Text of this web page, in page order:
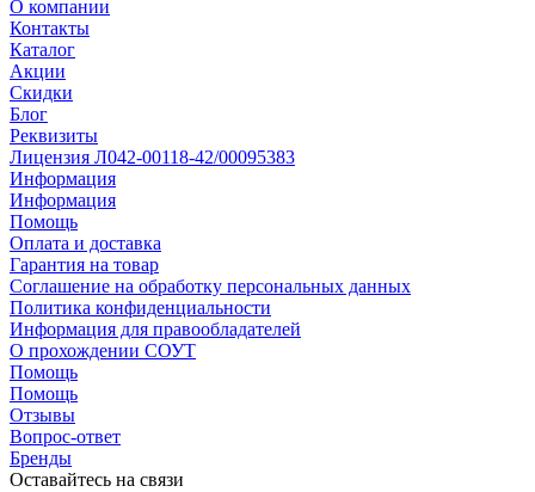
О компании
Контакты
Каталог
Акции
Скидки
Блог
Реквизиты
Лицензия Л042-00118-42/00095383
Информация
Информация
Помощь
Оплата и доставка
Гарантия на товар
Соглашение на обработку персональных данных
Политика конфиденциальности
Информация для правообладателей
О прохождении СОУТ
Помощь
Помощь
Отзывы
Вопрос-ответ
Бренды
Оставайтесь на связи